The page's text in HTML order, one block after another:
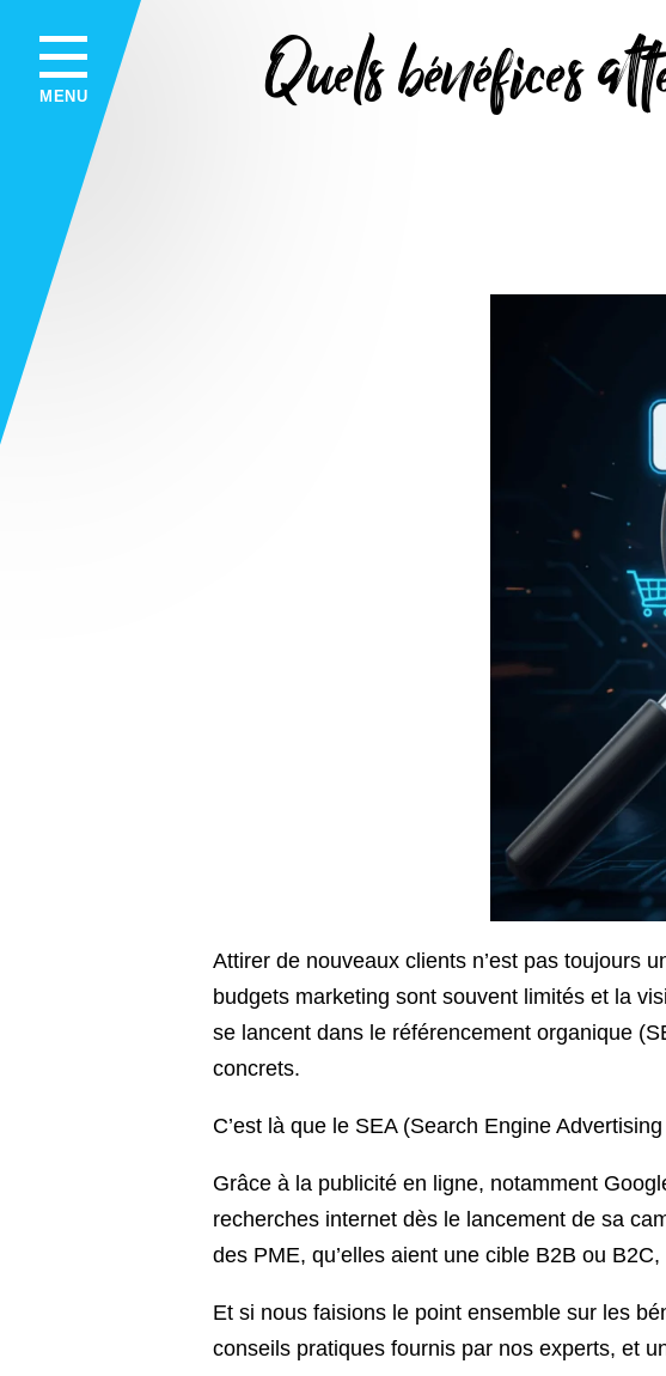
MENU
Quels bénéfices
Attirer de nouveaux clients n’est pas toujours
budgets marketing sont souvent limités et la
se lancent dans le référencement organique
concrets.
C’est là que le SEA (Search Engine
Grâce à la publicité en ligne, notamment
recherches internet dès le lancement de sa
des PME, qu’elles aient une cible B2B ou
Et si nous faisions le point ensemble sur les
conseils pratiques fournis par nos experts, et